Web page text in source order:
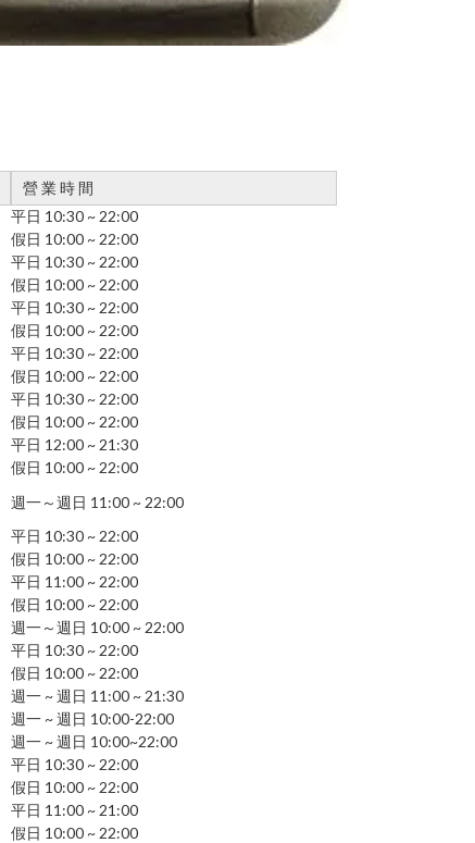
營 業 時 間
平日 10:30 ~ 22:00
假日 10:00 ~ 22:00
平日 10:30 ~ 22:00
假日 10:00 ~ 22:00
平日 10:30 ~ 22:00
假日 10:00 ~ 22:00
平日 10:30 ~ 22:00
假日 10:00 ~ 22:00
平日 10:30 ~ 22:00
假日 10:00 ~ 22:00
平日 12:00 ~ 21:30
假日 10:00 ~ 22:00
週一～週日 11:00 ~ 22:00
平日 10:30 ~ 22:00
假日 10:00 ~ 22:00
平日 11:00 ~ 22:00
假日 10:00 ~ 22:00
週一～週日 10:00 ~ 22:00
平日 10:30 ~ 22:00
假日 10:00 ~ 22:00
週一 ~ 週日 11:00 ~ 21:30
週一 ~ 週日 10:00-22:00
週一 ~ 週日 10:00~22:00
平日 10:30 ~ 22:00
假日 10:00 ~ 22:00
平日 11:00 ~ 21:00
假日 10:00 ~ 22:00